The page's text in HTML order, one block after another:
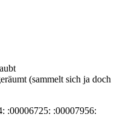
(sammelt sich ja doch
:00006725: :00007956: